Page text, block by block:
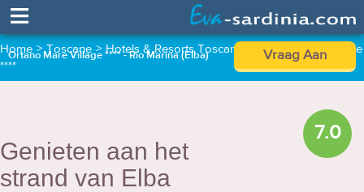
≡
Home > Toscane > Hotels & Resorts Toscane
Ortano Mare Village
****
Ortano Mare Village **** - Rio Marina (Elba) Vraag Aan
7.0
Genieten aan het
strand van Elba